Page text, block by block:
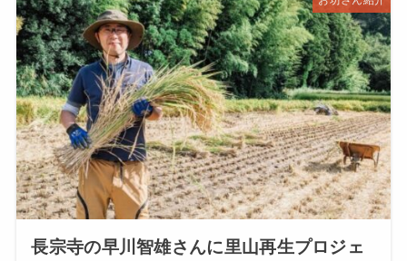
長宗寺の早川智雄さんに里山再生プロジェ